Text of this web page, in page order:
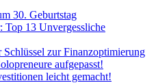
30. Geburtstag
Top 13 Unvergessliche
zur Finanzoptimierung
aufgepasst!
leicht gemacht!